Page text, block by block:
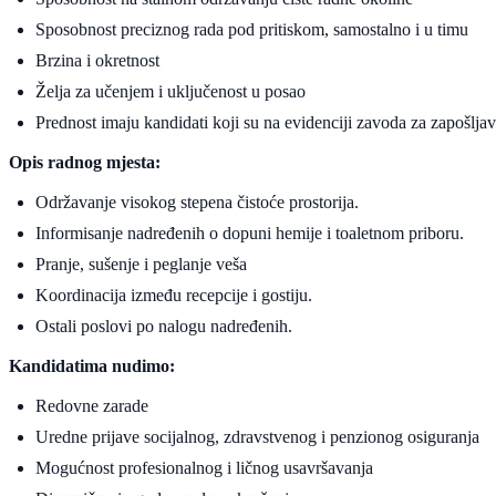
Sposobnost preciznog rada pod pritiskom, samostalno i u timu
Brzina i okretnost
Želja za učenjem i uključenost u posao
Prednost imaju kandidati koji su na evidenciji zavoda za
Opis radnog mjesta:
Održavanje visokog stepena čistoće prostorija.
Informisanje nadređenih o dopuni hemije i toaletnom priboru.
Pranje, sušenje i peglanje veša
Koordinacija između recepcije i gostiju.
Ostali poslovi po nalogu nadređenih.
Kandidatima nudimo:
Redovne zarade
Uredne prijave socijalnog, zdravstvenog i penzionog osiguranja
Mogućnost profesionalnog i ličnog usavršavanja